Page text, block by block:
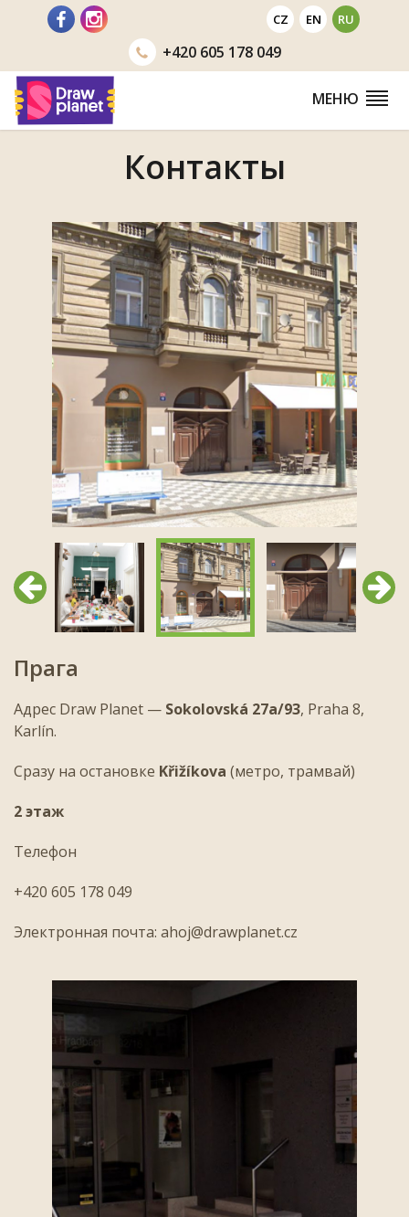
Перейти CZ EN RU
+420605 178 049
МЕНЮ
Контакты
Предыдущий Следующий
Предыдущий
Прага
Адрес Draw Planet — Sokolovská 27a/93, Praha 8,
Karlín.
Сразу на остановке Křižíkova (метро, трамвай)
2 этаж
Телефон
+420 605 178 049
Электронная почта: ahoj@drawplanet.cz
Предыдущий Следующий